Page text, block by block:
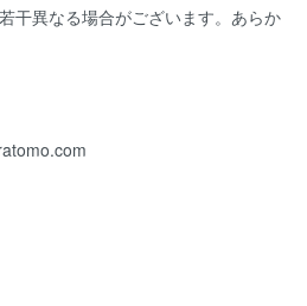
干異なる場合がございます。あらか